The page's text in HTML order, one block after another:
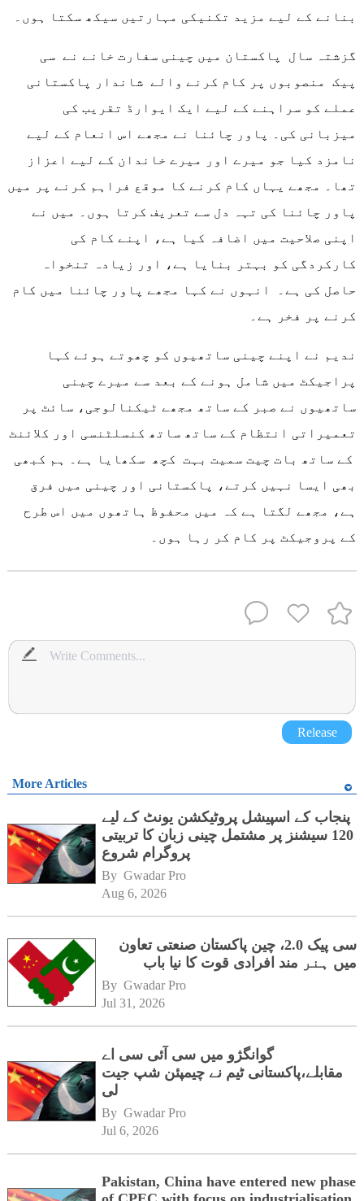
بنانے کے لیے مزید تکنیکی مہارتیں سیکھ سکتا ہوں۔
پیک منصوبوں پر کام کرنے والے شاندار پاکستانی
عملے کو سراہنے کے لیے ایک ایوارڈ تقریب کی
میزبانی کی۔ پاور چائنا نے مجھے اس انعام کے لیے
نامزد کیا جو میرے اور میرے خاندان کے لیے اعزاز
تھا۔ مجھے یہاں کام کرنے کا موقع فراہم کرنے پر میں
پاور چائنا کی تہہ دل سے تعریف کرتا ہوں۔ میں نے
اپنی صلاحیت میں اضافہ کیا ہے، اپنے کام کی
کارکردگی کو بہتر بنایا ہے، اور زیادہ تنخواہ
حاصل کی ہے۔ انہوں نے کہا مجھے پاور چائنا میں کام
کرنے پر فخر ہے۔
پراجیکٹ میں شامل ہونے کے بعد سے میرے چینی
ساتھیوں نے صبر کے ساتھ مجھے ٹیکنالوجی، سائٹ پر
تعمیراتی انتظام کے ساتھ ساتھ کنسلٹنسی اور کلائنٹ
کے ساتھ بات چیت سمیت بہت کچھ سکھایا ہے۔ ہم کبھی
بھی ایسا نہیں کرتے، پاکستانی اور چینی میں فرق
ہے، مجھے لگتا ہے کہ میں محفوظ ہاتھوں میں اس طرح
کے پروجیکٹ پر کام کر رہا ہوں۔
Release
More Articles
پنجاب کے اسپیشل پروٹیکشن یونٹ کے لیے
120 سیشنز پر مشتمل چینی زبان کا تربیتی
پروگرام شروع
By Gwadar Pro
Aug 6, 2026
سی پیک 2.0، چین پاکستان صنعتی تعاون
میں ہنر مند افرادی قوت کا نیا باب
By Gwadar Pro
Jul 31, 2026
گوانگژو میں سی آئی سی اے
مقابلے،پاکستانی ٹیم نے چیمپئن شپ جیت
لی
By Gwadar Pro
Jul 6, 2026
Pakistan, China have entered new phase